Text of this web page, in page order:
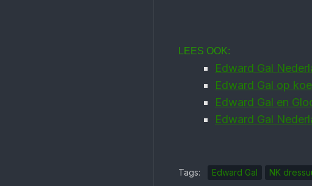
LEES OOK:
Edward Gal
Edward Gal op
Edward Gal en
Edward Gal
Tags: Edward Gal NK